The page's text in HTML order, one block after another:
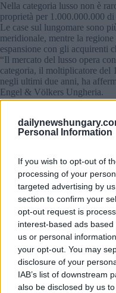
Personal Information
If you wish to opt-out of
processing of your
targeted advertising by
section to confirm your
opt-out request is
interest-based ads
us or personal
your opt-out. You may
disclosure of your
IAB’s list of downstream
also be disclosed by us
Nella categoria lusso non è
proprietà per 1.000.000.000
Le case sul lungomare sono
meridionale, mentre la
espansione con gli acquirenti
“Il mercato del lusso opera
categoria, il moltiplicatore del
negli ultimi due anni, ha
Engel & Völkers Ungheria.
Urbán ha aggiunto che chi
al Lago Balaton dovrebbe
almeno 150.000.000 di fiorini
1.000.000.000 di fiorini
Leggi anche:La
abitative a Budapest
Immobili di lusso al Lago
Diverse aree operano con
Tihany è la città più costosa
Le proprietà in questa
vendute in media per